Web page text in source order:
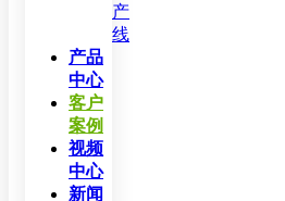
产
线
产品
中心
客户
案例
视频
中心
新闻